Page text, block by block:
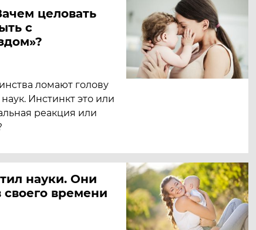
целовать
с
ломают голову
Инстинкт это или
реакция или
науки. Они
своего времени